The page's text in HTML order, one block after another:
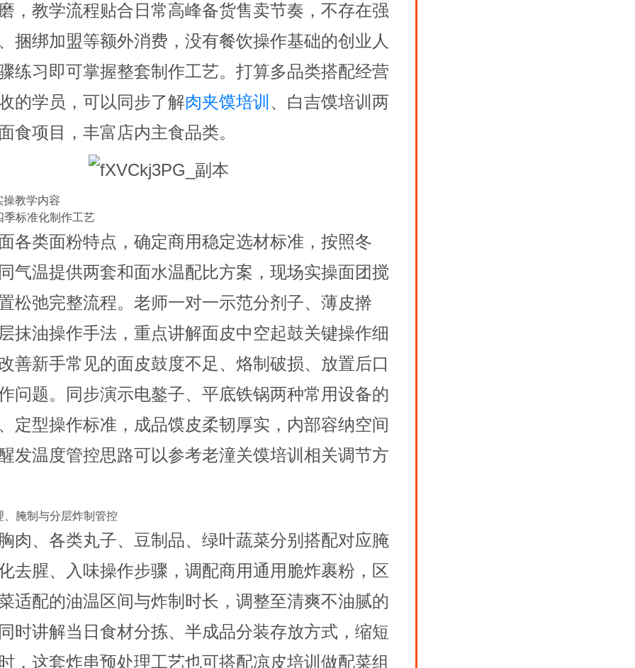
，教学流程贴合日常高峰备货售卖节奏，不存在强
捆绑加盟等额外消费，没有餐饮操作基础的创业人
练习即可掌握整套制作工艺。打算多品类搭配经营
的学员，可以同步了解肉夹馍培训 、 白吉馍培训 两
食项目，丰富店内主食品类。
教学内容
季标准化制作工艺
各类面粉特点，确定商用稳定选材标准，按照冬
气温提供两套和面水温配比方案，现场实操面团搅
松弛完整流程。老师一对一示范分剂子、薄皮擀
抹油操作手法，重点讲解面皮中空起鼓关键操作细
善新手常见的面皮鼓度不足、烙制破损、放置后口
问题。同步演示电鏊子、平底铁锅两种常用设备的
定型操作标准，成品馍皮柔韧厚实，内部容纳空间
发温度管控思路可以参考老潼关馍培训 相关调节方
、腌制与分层炸制管控
肉、各类丸子、豆制品、绿叶蔬菜分别搭配对应腌
去腥、入味操作步骤，调配商用通用脆炸裹粉，区
适配的油温区间与炸制时长，调整至清爽不油腻的
时讲解当日食材分拣、半成品分装存放方式，缩短
，这套炸串预处理工艺也可搭配凉皮培训 做配菜组